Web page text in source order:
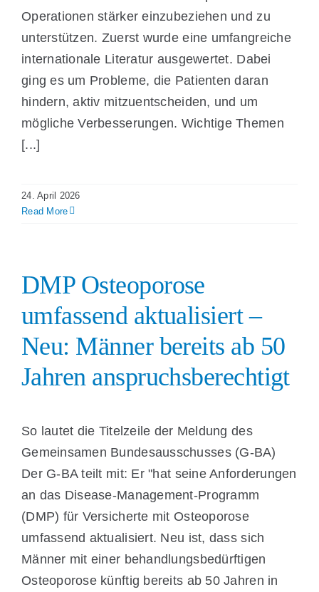
Operationen stärker einzubeziehen und zu
unterstützen. Zuerst wurde eine umfangreiche
internationale Literatur ausgewertet. Dabei
ging es um Probleme, die Patienten daran
hindern, aktiv mitzuentscheiden, und um
mögliche Verbesserungen. Wichtige Themen
[...]
24. April 2026
Read More
DMP Osteoporose
umfassend aktualisiert –
Neu: Männer bereits ab 50
Jahren anspruchsberechtigt
So lautet die Titelzeile der Meldung des
Gemeinsamen Bundesausschusses (G-BA)
Der G-BA teilt mit: Er "hat seine Anforderungen
an das Disease-Management-Programm
(DMP) für Versicherte mit Osteoporose
umfassend aktualisiert. Neu ist, dass sich
Männer mit einer behandlungsbedürftigen
Osteoporose künftig bereits ab 50 Jahren in